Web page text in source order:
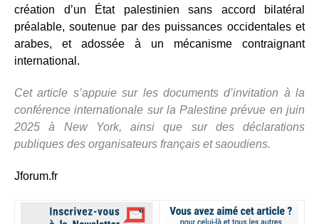
création d’un État palestinien sans accord bilatéral
préalable, soutenue par des puissances occidentales et
arabes, et adossée à un mécanisme contraignant
international.
Cet article s’appuie sur les documents d’invitation à la
conférence internationale sur la Palestine prévue en juin
2025 à New York, ainsi que sur des déclarations
publiques des organisateurs français et saoudiens.
Jforum.fr